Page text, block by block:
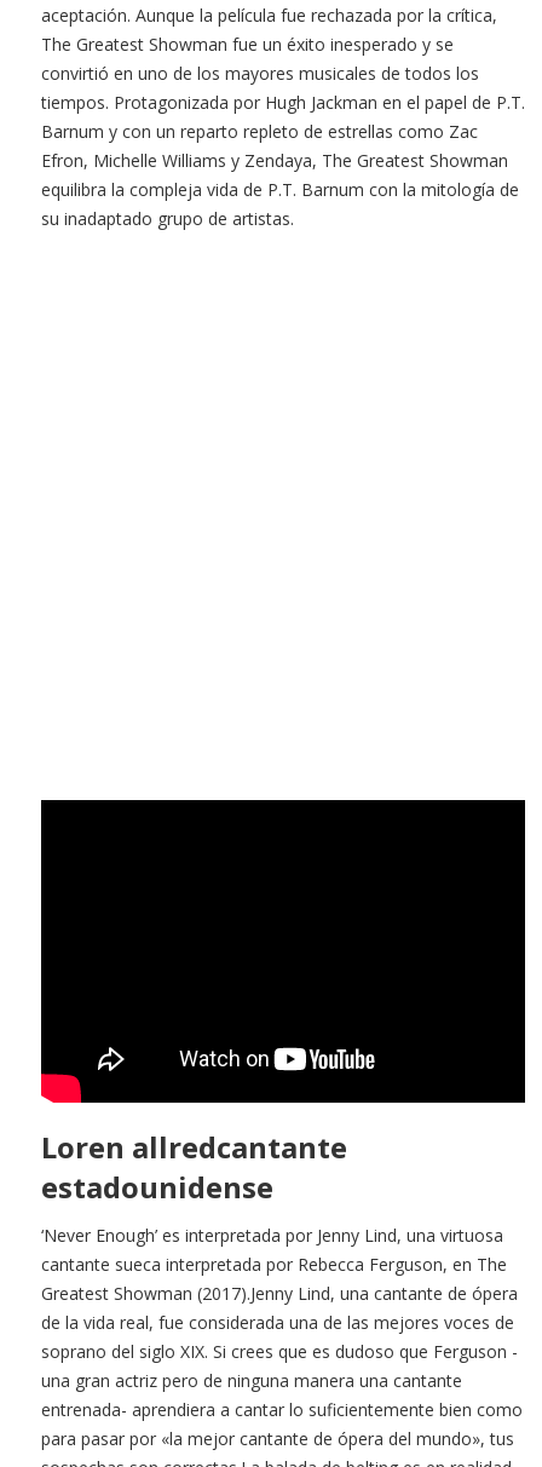
aceptación. Aunque la película fue rechazada por la crítica,
The Greatest Showman fue un éxito inesperado y se
convirtió en uno de los mayores musicales de todos los
tiempos. Protagonizada por Hugh Jackman en el papel de P.T.
Barnum y con un reparto repleto de estrellas como Zac
Efron, Michelle Williams y Zendaya, The Greatest Showman
equilibra la compleja vida de P.T. Barnum con la mitología de
su inadaptado grupo de artistas.
Loren allredcantante
estadounidense
‘Never Enough’ es interpretada por Jenny Lind, una virtuosa
cantante sueca interpretada por Rebecca Ferguson, en The
Greatest Showman (2017).Jenny Lind, una cantante de ópera
de la vida real, fue considerada una de las mejores voces de
soprano del siglo XIX. Si crees que es dudoso que Ferguson -
una gran actriz pero de ninguna manera una cantante
entrenada- aprendiera a cantar lo suficientemente bien como
para pasar por «la mejor cantante de ópera del mundo», tus